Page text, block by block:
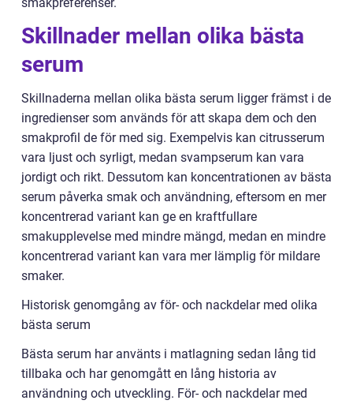
Skillnader mellan olika bästa
serum
Skillnaderna mellan olika bästa serum ligger främst i de
ingredienser som används för att skapa dem och den
smakprofil de för med sig. Exempelvis kan citrusserum
vara ljust och syrligt, medan svampserum kan vara
jordigt och rikt. Dessutom kan koncentrationen av bästa
serum påverka smak och användning, eftersom en mer
koncentrerad variant kan ge en kraftfullare
smakupplevelse med mindre mängd, medan en mindre
koncentrerad variant kan vara mer lämplig för mildare
smaker.
Historisk genomgång av för- och nackdelar med olika
bästa serum
Bästa serum har använts i matlagning sedan lång tid
tillbaka och har genomgått en lång historia av
användning och utveckling. För- och nackdelar med